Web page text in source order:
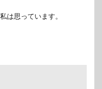
は思っています。